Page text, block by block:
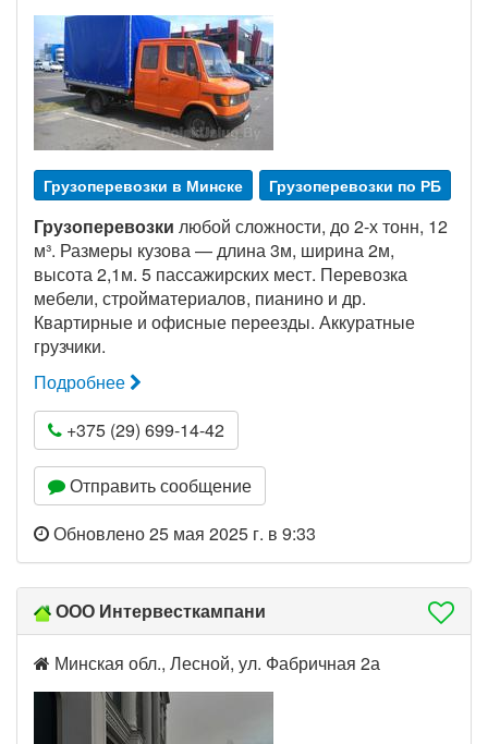
Грузоперевозки в Минске Грузоперевозки по РБ
Грузоперевозки любой сложности, до 2-х тонн, 12
м³. Размеры кузова — длина 3м, ширина 2м,
высота 2,1м. 5 пассажирских мест. Перевозка
мебели, стройматериалов, пианино и др.
Квартирные и офисные переезды. Аккуратные
грузчики.
Подробнее
+375 (29) 699-14-42
Отправить сообщение
Обновлено 25 мая 2025 г. в 9:33
ООО Интервесткампани
Минская обл., Лесной, ул. Фабричная 2а